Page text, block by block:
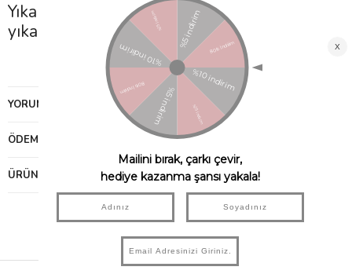
Yıkama Talimatı: 30 derecede hassas
yıkama yapınız. Kurutma tavsiye edilmez.
YORUMLAR
ÖDEME SEÇENEKLERI
ÜRÜN ÖNERILERI